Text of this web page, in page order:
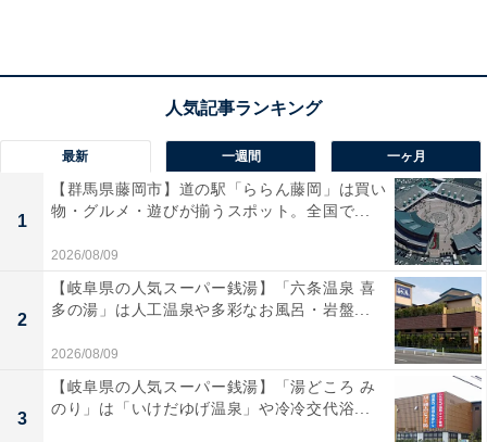
6543円ですが、家賃などは地域や条件によって差が出て
くるので、住居費を除いた15万3464円が回答者の属性に
実家を出るかどうかについては「出ない予定」と話しま
した。
最新 一週間 一ヶ月
1
【群馬県藤岡市】道の駅「ららん藤岡」は買い
物・グルメ・遊びが揃うスポット。全国で...
2026/08/09
2
【岐阜県の人気スーパー銭湯】「六条温泉 喜
多の湯」は人工温泉や多彩なお風呂・岩盤...
2026/08/09
3
【岐阜県の人気スーパー銭湯】「湯どころ み
のり」は「いけだゆげ温泉」や冷冷交代浴...